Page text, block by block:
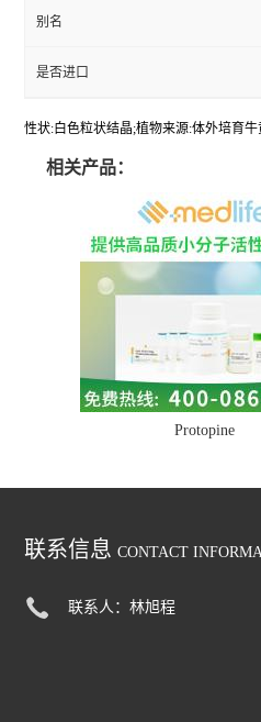
别名
是否进口
性状:白色粒状结晶;植物来源:体外培育牛
相关产品：
Protopine
联系信息 CONTACT
联系人：林旭程